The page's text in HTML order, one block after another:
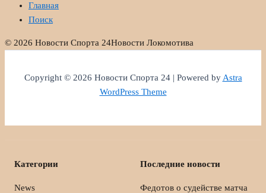
Главная
Поиск
© 2026 Новости Спорта 24Новости Локомотива
Copyright © 2026 Новости Спорта 24 | Powered byAstra
WordPress Theme
Категории
News
Последние новости
Федотов о судействе матча